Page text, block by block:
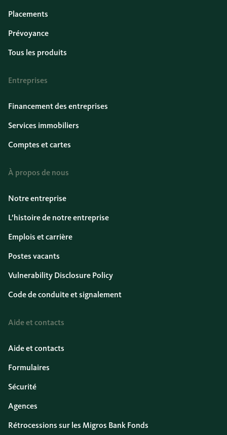
Placements
Prévoyance
Tous les produits
Entreprises
Financement des entreprises
Services immobiliers
Comptes et cartes
À propos de nous
Notre entreprise
L’histoire de notre entreprise
Emplois et carrière
Postes vacants
Vulnerability Disclosure Policy
Code de conduite et signalement
Aide et contacts
Aide et contacts
Formulaires
Sécurité
Agences
Rétrocessions sur les Migros Bank Fonds